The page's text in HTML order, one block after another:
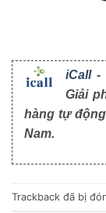
iCall-
Giải
hàng tự
Nam.
Trackback đã bị